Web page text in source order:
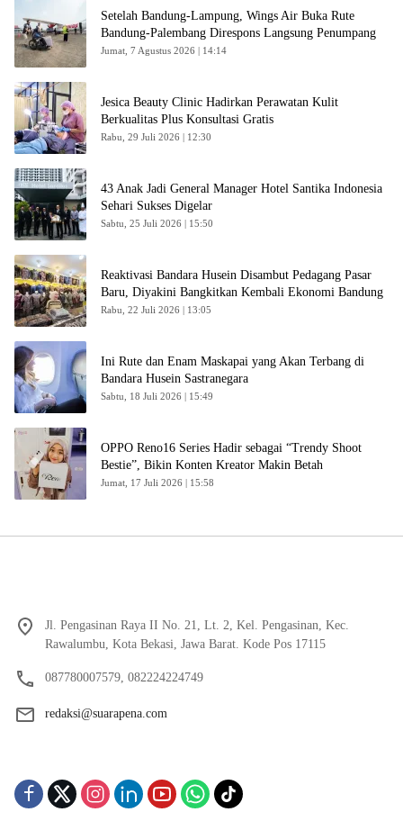
Setelah Bandung-Lampung, Wings Air Buka Rute
Bandung-Palembang Direspons Langsung Penumpang
Jumat, 7 Agustus 2026 | 14:14
Jesica Beauty Clinic Hadirkan Perawatan Kulit
Berkualitas Plus Konsultasi Gratis
Rabu, 29 Juli 2026 | 12:30
43 Anak Jadi General Manager Hotel Santika Indonesia
Sehari Sukses Digelar
Sabtu, 25 Juli 2026 | 15:50
Reaktivasi Bandara Husein Disambut Pedagang Pasar
Baru, Diyakini Bangkitkan Kembali Ekonomi Bandung
Rabu, 22 Juli 2026 | 13:05
Ini Rute dan Enam Maskapai yang Akan Terbang di
Bandara Husein Sastranegara
Sabtu, 18 Juli 2026 | 15:49
OPPO Reno16 Series Hadir sebagai “Trendy Shoot
Bestie”, Bikin Konten Kreator Makin Betah
Jumat, 17 Juli 2026 | 15:58
Jl. Pengasinan Raya II No. 21, Lt. 2, Kel. Pengasinan, Kec.
Rawalumbu, Kota Bekasi, Jawa Barat. Kode Pos 17115
087780007579, 082224224749
redaksi@suarapena.com